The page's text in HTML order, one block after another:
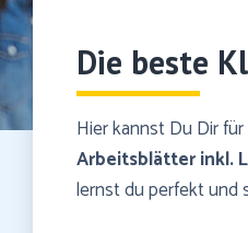
Die beste
Hier kannst Du Dir
Arbeitsblätter inkl.
lernst du perfekt und